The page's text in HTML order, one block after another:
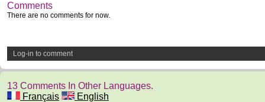
Comments
There are no comments for now.
Log-in to comment
13 Comments In Other Languages.
Français
English